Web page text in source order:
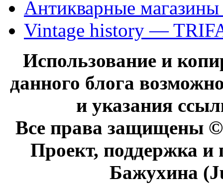
Антикварные
Vintage history —
Использование и
данного блога
и указания
Все права защищены
Проект, поддержка
Бажухина